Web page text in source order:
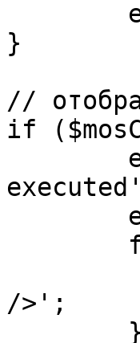
}
//
if
/>';